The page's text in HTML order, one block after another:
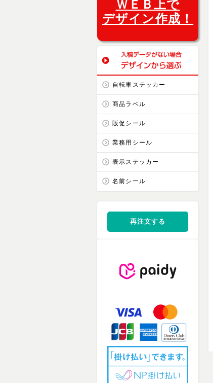
ＷＥＢ上で
デザイン作成！
自転車ステッカー
商品ラベル
販促シール
業務用シール
表示ステッカー
名前シール
再注文する